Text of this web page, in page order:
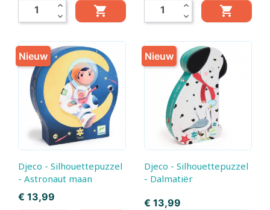
expand_less
expand_more

expand_less
expand_more

Djeco - Silhouettepuzzel
- Astronaut maan
Prijs
€ 13,99
Nieuw
Djeco - Silhouettepuzzel
- Dalmatiër
Prijs
€ 13,99
Nieuw